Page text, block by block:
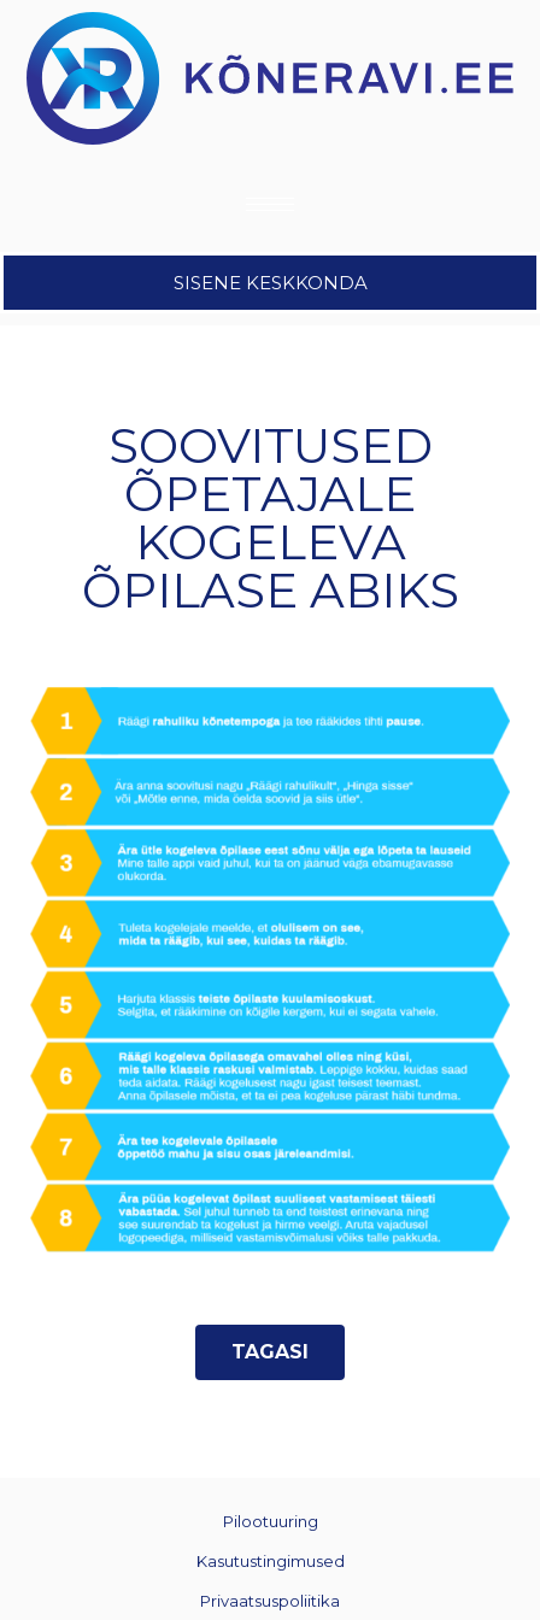
SISENE KESKKONDA
SOOVITUSED
ÕPETAJALE
KOGELEVA
ÕPILASE ABIKS
TAGASI
Pilootuuring
Kasutustingimused
Privaatsuspoliitika